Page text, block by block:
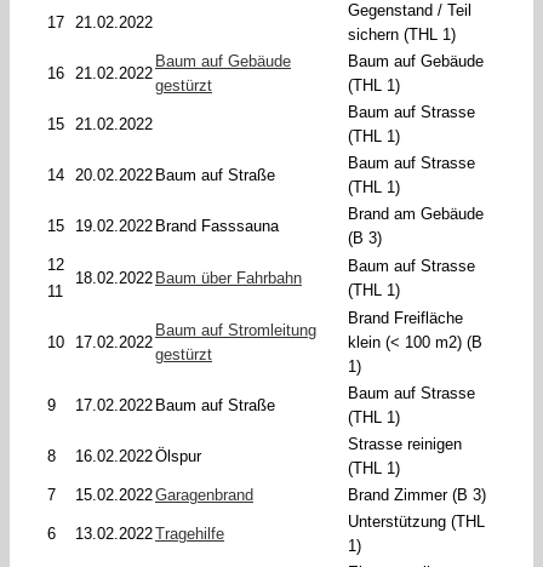
17 21.02.2022
Gegenstand / Teil
sichern (THL 1)
16 21.02.2022
Baum auf Gebäude
gestürzt
Baum auf Gebäude
(THL 1)
15 21.02.2022
Baum auf Strasse
(THL 1)
14 20.02.2022 Baum auf Straße
Baum auf Strasse
(THL 1)
15 19.02.2022 Brand Fasssauna
Brand am Gebäude
(B 3)
12
18.02.2022 Baum über Fahrbahn
Baum auf Strasse
(THL 1)
11
10 17.02.2022
Baum auf Stromleitung
gestürzt
Brand Freifläche
klein (< 100 m2) (B
1)
9 17.02.2022 Baum auf Straße
Baum auf Strasse
(THL 1)
8 16.02.2022Ölspur
Strasse reinigen
(THL 1)
7
15.02.2022Garagenbrand Brand Zimmer (B 3)
6 13.02.2022Tragehilfe
Unterstützung (THL
1)